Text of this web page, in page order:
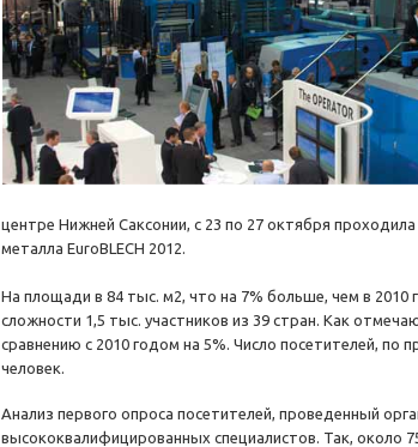
центре Нижней Саксонии, с 23 по 27 октября
металла EuroBLECH 2012.
На площади в 84 тыс. м2, что на 7% больше, чем в
сложности 1,5 тыс. участников из 39 стран. Как
сравнению с 2010 годом на 5%. Число посетителей, по
человек.
Анализ первого опроса посетителей, проведенный
высококвалифицированных специалистов. Так, около